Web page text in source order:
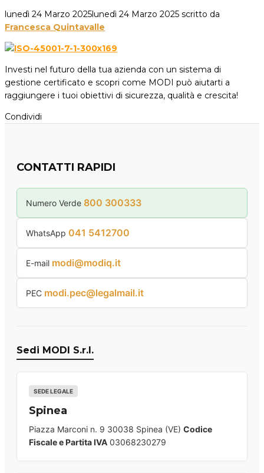
lunedì 24 Marzo 2025lunedì 24 Marzo 2025 scritto da
Francesca Quintavalle
Investi nel futuro della tua azienda con un sistema di
gestione certificato e scopri come MODI può aiutarti a
raggiungere i tuoi obiettivi di sicurezza, qualità e crescita!
Condividi
CONTATTI RAPIDI
Numero Verde 800 300333
WhatsApp 041 5412700
E-mail modi@modiq.it
PEC modi.pec@legalmail.it
Sedi MODI S.r.l.
SEDE LEGALE
Spinea
Piazza Marconi n. 9 30038 Spinea (VE) Codice
Fiscale e Partita IVA 03068230279